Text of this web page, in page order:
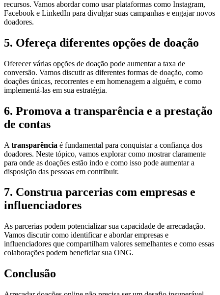
recursos. Vamos abordar como usar plataformas como Instagram,
Facebook e LinkedIn para divulgar suas campanhas e engajar novos
doadores.
5. Ofereça diferentes opções de doação
Oferecer várias opções de doação pode aumentar a taxa de
conversão. Vamos discutir as diferentes formas de doação, como
doações únicas, recorrentes e em homenagem a alguém, e como
implementá-las em sua estratégia.
6. Promova a transparência e a prestação
de contas
A transparência é fundamental para conquistar a confiança dos
doadores. Neste tópico, vamos explorar como mostrar claramente
para onde as doações estão indo e como isso pode aumentar a
disposição das pessoas em contribuir.
7. Construa parcerias com empresas e
influenciadores
As parcerias podem potencializar sua capacidade de arrecadação.
Vamos discutir como identificar e abordar empresas e
influenciadores que compartilham valores semelhantes e como essas
colaborações podem beneficiar sua ONG.
Conclusão